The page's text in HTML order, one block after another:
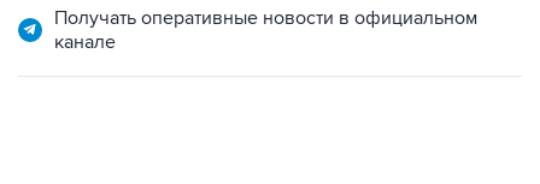
Получать оперативные новости в официальном
канале